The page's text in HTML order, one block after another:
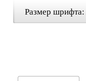
Размер шрифта: